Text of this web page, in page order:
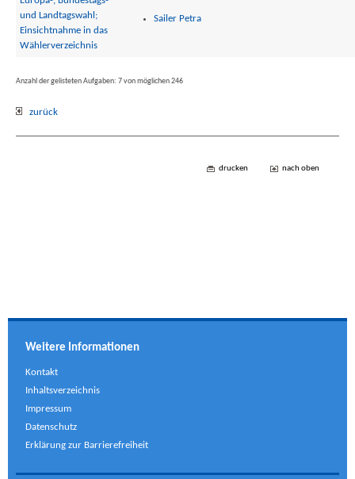
und Landtagswahl;
Einsichtnahme in das
Wählerverzeichnis
Sailer Petra
Anzahl der gelisteten Aufgaben: 7 von möglichen 246
zurück
drucken nach oben
Weitere Informationen
Kontakt
Inhaltsverzeichnis
Impressum
Datenschutz
Erklärung zur Barrierefreiheit